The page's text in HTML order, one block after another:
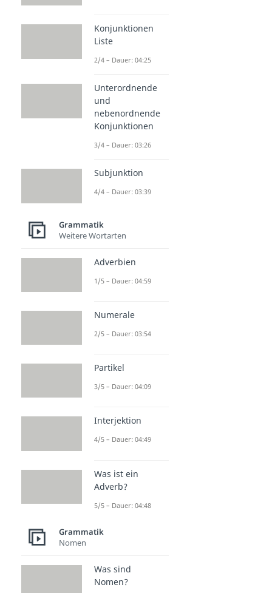
Konjunktionen
Liste
2/4 – Dauer: 04:25
Unterordnende
und
nebenordnende
Konjunktionen
3/4 – Dauer: 03:26
Subjunktion
4/4 – Dauer: 03:39
Grammatik
Weitere Wortarten
Adverbien
1/5 – Dauer: 04:59
Numerale
2/5 – Dauer: 03:54
Partikel
3/5 – Dauer: 04:09
Interjektion
4/5 – Dauer: 04:49
Was ist ein
Adverb?
5/5 – Dauer: 04:48
Grammatik
Nomen
Was sind
Nomen?